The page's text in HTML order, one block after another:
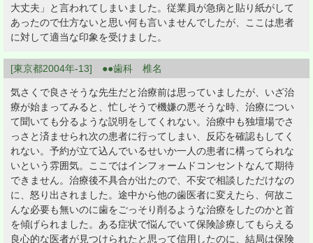
大丈夫」と言われてしまいました。従業員が急病と貼り紙がして
あったので仕方ないと思い何も言いませんでしたが、ここは患者
に対して適当な印象を受けました。
[東京都2004年-13] ●●歯科 椎名
気さくで良さそうな先生だと治療前は思っていましたが、いざ治
療が始まってみると、忙しそうで機嫌の悪そうな時、治療につい
て聞いても分るような説明をしてくれない。治療中も独壇場でさ
っさと済ませられ次の患者に行ってしまい、反応を確認もしてく
れない。予約が立て込んでいるせいか一人の患者に構ってられな
いという雰囲気。ここではインフォームドコンセントなんて期待
できません。治療後不具合が出たので、不安で相談しただけなの
に、怒り出されました。途中から他の歯医者に変えたら、何故こ
んな必要も無いのに歯をごっそり削るような治療をしたのかと首
を傾げられました。ある症状で悩んでいて保険診療してもらえる
良心的な医者が見つけられたと思って信用したのに、結局は保険